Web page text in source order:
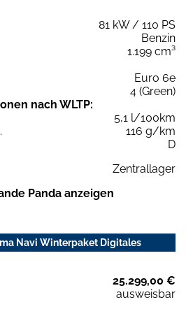
81 kW / 110 PS
Benzin
1.199 cm³
Euro 6e
4 (Green)
nach WLTP:
5,1 l/100km
116 g/km
D
Zentrallager
Panda anzeigen
Navi Winterpaket Digitales
25.299,00 €
ausweisbar